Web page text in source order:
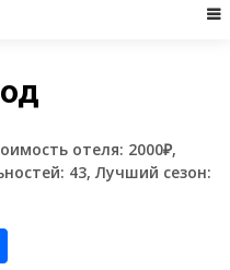
отеля: 2000₽,
43, Лучший сезон:
Отправить